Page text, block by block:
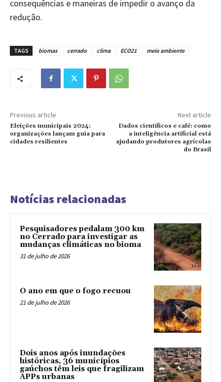
consequências e maneiras de impedir o avanço da
redução.
TAGS biomas cerrado clima ECO21 meio ambiente
Previous article
Eleições municipais 2024:
organizações lançam guia para
cidades resilientes
Next article
Dados científicos e café: como
a inteligência artificial está
ajudando produtores agrícolas
do Brasil
Notícias relacionadas
Pesquisadores pedalam 300 km
no Cerrado para investigar as
mudanças climáticas no bioma
31 de julho de 2026
O ano em que o fogo recuou
21 de julho de 2026
Dois anos após inundações
históricas, 36 municípios
gaúchos têm leis que fragilizam
APPs urbanas